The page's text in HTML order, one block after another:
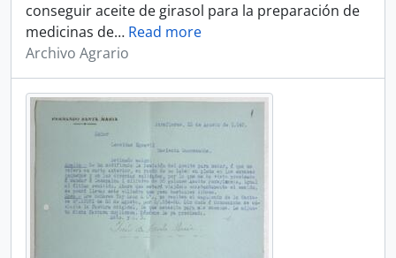
conseguir aceite de girasol para la preparación de
medicinas de… Read more
Archivo Agrario